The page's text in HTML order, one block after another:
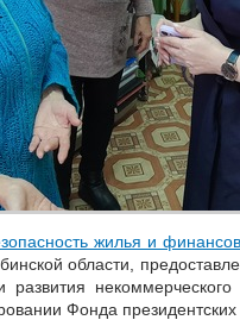
жилья и финансов
области,
развития
Фонда президентских